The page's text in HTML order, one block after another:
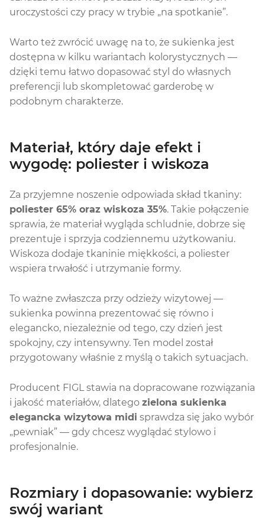
uroczystości czy pracy w trybie „na spotkanie”.
Warto też zwrócić uwagę na to, że sukienka jest
dostępna w kilku wariantach kolorystycznych —
dzięki temu łatwo dopasować styl do własnych
preferencji lub skompletować garderobę w
podobnym charakterze.
Materiał, który daje efekt i
wygodę: poliester i wiskoza
Za przyjemne noszenie odpowiada skład tkaniny:
poliester 65% oraz wiskoza 35%. Takie połączenie
sprawia, że materiał wygląda schludnie, dobrze się
prezentuje i sprzyja codziennemu użytkowaniu.
Wiskoza dodaje tkaninie miękkości, a poliester
wspiera trwałość i utrzymanie formy.
To ważne zwłaszcza przy odzieży wizytowej —
sukienka powinna prezentować się równo i
elegancko, niezależnie od tego, czy dzień jest
spokojny, czy intensywny. Ten model został
przygotowany właśnie z myślą o takich sytuacjach.
Producent FIGL stawia na dopracowane rozwiązania
i jakość materiałów, dlatego zielona sukienka
elegancka wizytowa midi sprawdza się jako wybór
„pewniak” — gdy chcesz wyglądać stylowo i
profesjonalnie.
Rozmiary i dopasowanie: wybierz
swój wariant